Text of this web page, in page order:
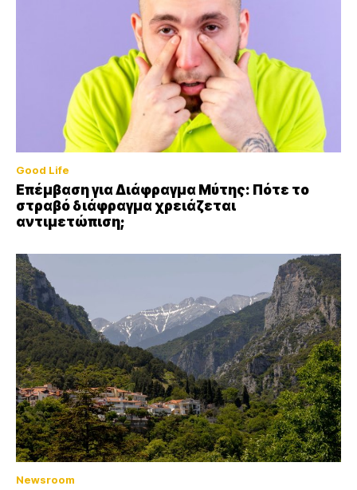
Good Life
Επέμβαση για Διάφραγμα Μύτης: Πότε το
στραβό διάφραγμα χρειάζεται
αντιμετώπιση;
Newsroom